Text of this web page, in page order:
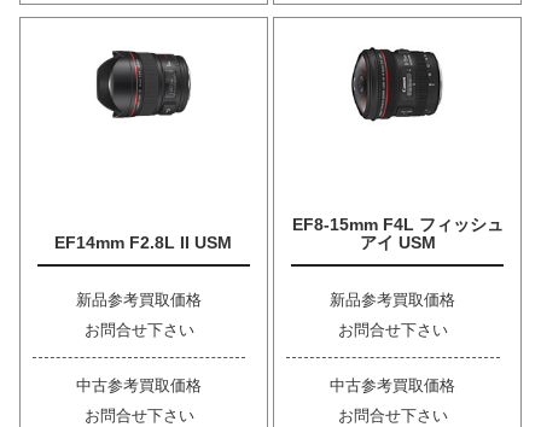
EF14mm F2.8L II USM
新品参考買取価格
お問合せ下さい
中古参考買取価格
お問合せ下さい
EF8-15mm F4L フィッシュ
アイ USM
新品参考買取価格
お問合せ下さい
中古参考買取価格
お問合せ下さい